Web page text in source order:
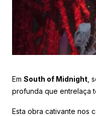
Em South of Midnight ,
profunda que entrelaça
Esta obra cativante nos